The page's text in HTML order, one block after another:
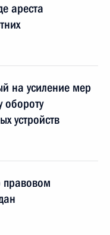
ареста
на усиление мер
обороту
устройств
правовом